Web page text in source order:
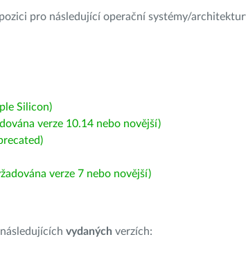
pro následující operační systémy/
Silicon)
verze 10.14 nebo novější)
verze 7 nebo novější)
vydaných verzích: